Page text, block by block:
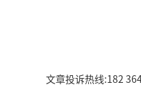
文章投诉热线:182